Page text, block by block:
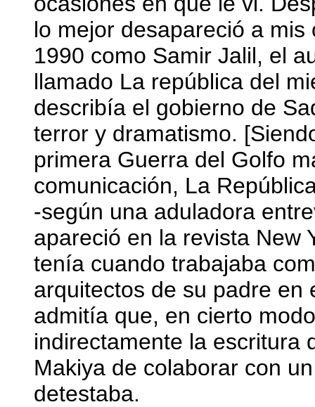
lo mejor desapareció a
1990 como Samir Jalil, el
llamado La república del
describía el gobierno de
terror y dramatismo.
primera Guerra del Golfo
comunicación, La
-según una aduladora
apareció en la revista New
tenía cuando trabajaba
arquitectos de su padre en
admitía que, en cierto
indirectamente la escritura
Makiya de colaborar con
detestaba.